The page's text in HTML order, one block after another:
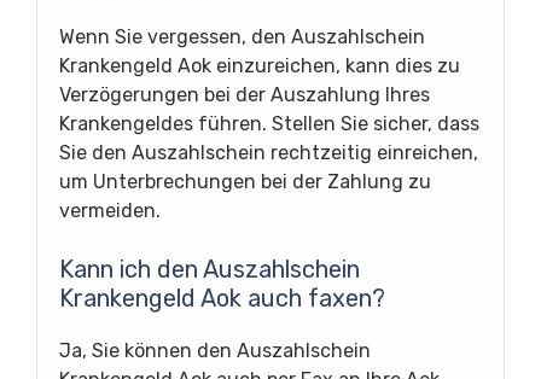
Wenn Sie vergessen, den Auszahlschein
Krankengeld Aok einzureichen, kann dies zu
Verzögerungen bei der Auszahlung Ihres
Krankengeldes führen. Stellen Sie sicher, dass
Sie den Auszahlschein rechtzeitig einreichen,
um Unterbrechungen bei der Zahlung zu
vermeiden.
Kann ich den Auszahlschein
Krankengeld Aok auch faxen?
Ja, Sie können den Auszahlschein